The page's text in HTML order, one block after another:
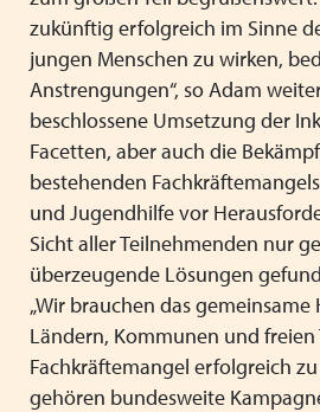
zukünftig erfolgreich im Sinne
jungen Menschen zu wirken,
Anstrengungen“, so Adam
beschlossene Umsetzung der
Facetten, aber auch die
bestehenden
und Jugendhilfe vor
Sicht aller Teilnehmenden nur
überzeugende Lösungen
„Wir brauchen das
Ländern, Kommunen und freien
Fachkräftemangel erfolgreich
gehören bundesweite